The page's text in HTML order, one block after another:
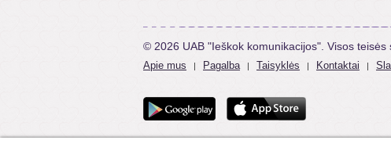
© 2026 UAB "Ieškok komunikacijos". Visos teisės
Apie mus | Pagalba | Taisyklės | Kontaktai |